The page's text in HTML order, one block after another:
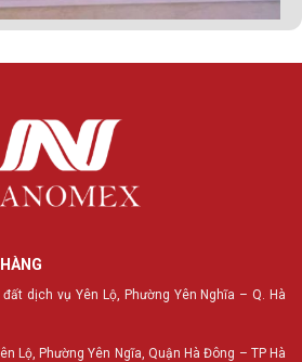
dịch vụ Yên Lộ, Phường Yên Nghĩa – Q. Hà
Lộ, Phường Yên Ngĩa, Quận Hà Đông – TP Hà